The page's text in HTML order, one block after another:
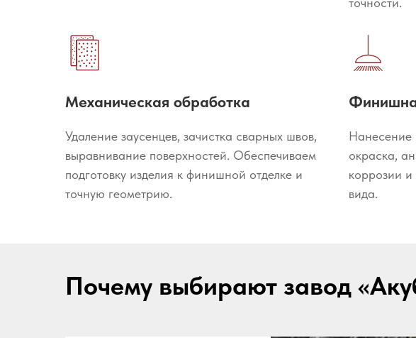
Механическая обработка
Удаление заусенцев, зачистка сварных швов,
выравнивание поверхностей. Обеспечиваем
подготовку изделия к финишной отделке и
точную геометрию.
Нанесение
окраска,
коррозии
вида.
Почему выбирают завод